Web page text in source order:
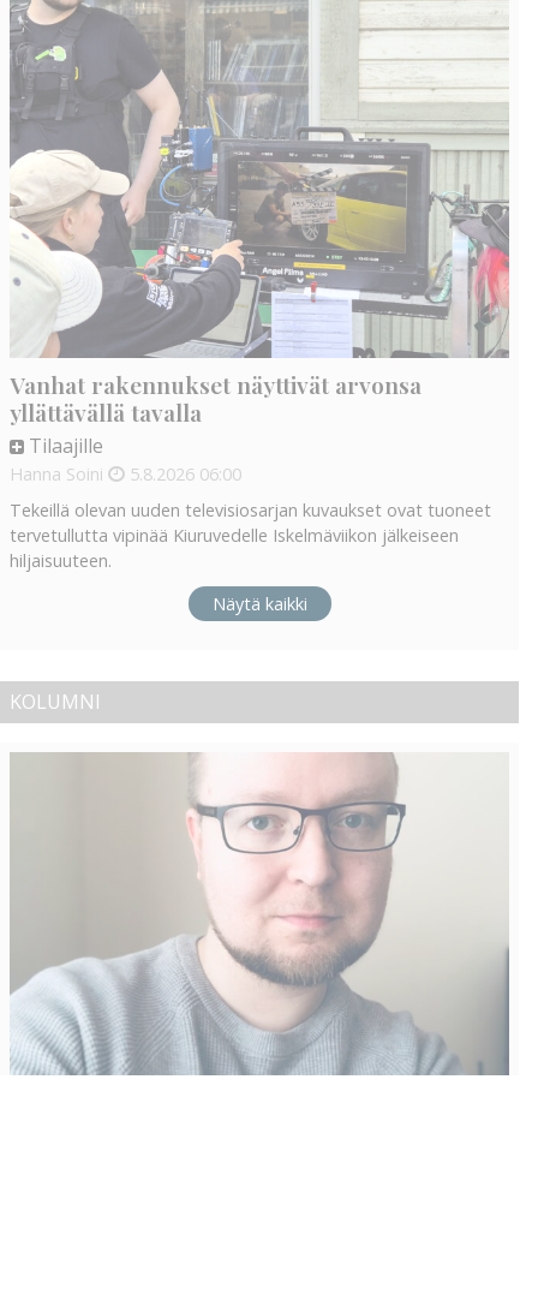
Vanhat rakennukset näyttivät arvonsa
yllättävällä tavalla
Tilaajille
Hanna Soini 5.8.2026 06:00
Tekeillä olevan uuden televisiosarjan kuvaukset ovat tuoneet
tervetullutta vipinää Kiuruvedelle Iskelmäviikon jälkeiseen
hiljaisuuteen.
Näytä kaikki
KOLUMNI